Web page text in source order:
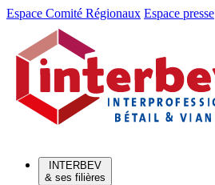
Aller
Aller
contenu
Espace Comité Régionaux Espace presse
INTERBEV
& ses filières